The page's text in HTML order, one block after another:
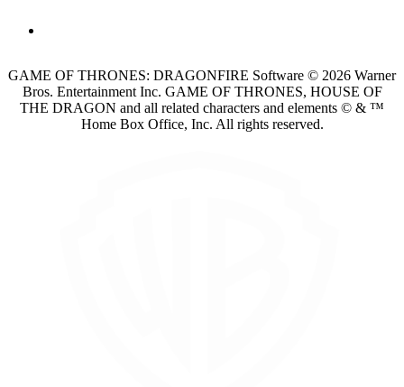
GAME OF THRONES: DRAGONFIRE Software © 2026 Warner
Bros. Entertainment Inc. GAME OF THRONES, HOUSE OF
THE DRAGON and all related characters and elements © & ™
Home Box Office, Inc. All rights reserved.